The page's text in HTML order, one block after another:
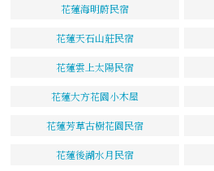
花蓮海明蔚民宿
花蓮天石山莊民宿
花蓮雲上太陽民宿
花蓮大方花園小木屋
花蓮芳草古樹花園民宿
花蓮後湖水月民宿